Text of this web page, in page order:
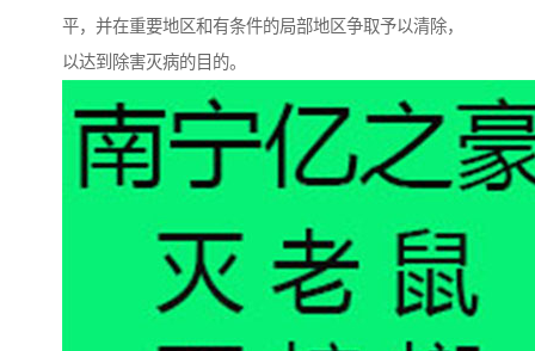
平，并在重要地区和有条件的局部地区争取予以清除，
以达到除害灭病的目的。